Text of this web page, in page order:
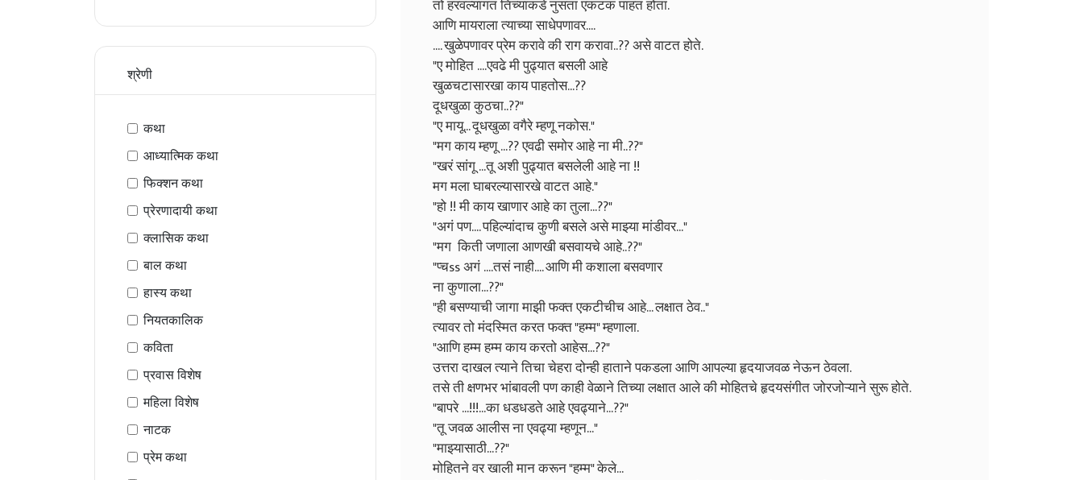
श्रेणी
कथा
आध्यात्मिक कथा
फिक्शन कथा
प्रेरणादायी कथा
क्लासिक कथा
बाल कथा
हास्य कथा
नियतकालिक
कविता
प्रवास विशेष
महिला विशेष
नाटक
प्रेम कथा
तो हरवल्यागत तिच्याकडे नुसता एकटक पाहत होता.
आणि मायराला त्याच्या साधेपणावर....
.... खुळेपणावर प्रेम करावे की राग करावा..?? असे वाटत होते.
"ए मोहित ....एवढे मी पुढ्यात बसली आहे
खुळचटासारखा काय पाहतोस...??
दूधखुळा कुठचा..??"
"ए मायू... दूधखुळा वगैरे म्हणू नकोस."
"मग काय म्हणू ...?? एवढी समोर आहे ना मी..??"
"खरं सांगू ...तू अशी पुढ्यात बसलेली आहे ना !!
मग मला घाबरल्यासारखे वाटत आहे."
"हो !! मी काय खाणार आहे का तुला...??"
"अगं पण.... पहिल्यांदाच कुणी बसले असे माझ्या मांडीवर..."
"मग किती जणाला आणखी बसवायचे आहे..??"
"प्चss अगं ....तसं नाही.... आणि मी कशाला बसवणार
ना कुणाला...??"
"ही बसण्याची जागा माझी फक्त एकटीचीच आहे... लक्षात ठेव.."
त्यावर तो मंदस्मित करत फक्त "हम्म" म्हणाला.
"आणि हम्म हम्म काय करतो आहेस...??"
उत्तरा दाखल त्याने तिचा चेहरा दोन्ही हाताने पकडला आणि आपल्या हृदयाजवळ नेऊन ठेवला.
तसे ती क्षणभर भांबावली पण काही वेळाने तिच्या लक्षात आले की मोहितचे हृदयसंगीत जोरजोऱ्याने सुरू होते.
"बापरे ...!!!...का धडधडते आहे एवढ्याने...??"
"तू जवळ आलीस ना एवढ्या म्हणून..."
"माझ्यासाठी...??"
मोहितने वर खाली मान करून "हम्म" केले...